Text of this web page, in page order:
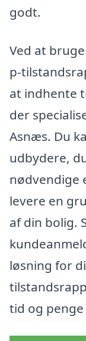
godt.
Ved at
p-
at indhente
der
Asnæs. Du
udbydere,
nødvendige
levere en
af din bolig.
løsning for
tid og